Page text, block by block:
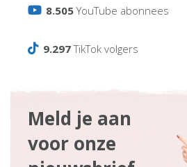
8.505YouTube abonnees
9.297TikTok volgers
Meld je aan
voor onze